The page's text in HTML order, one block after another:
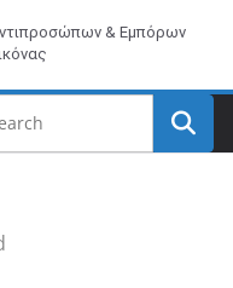
& Εμπόρων